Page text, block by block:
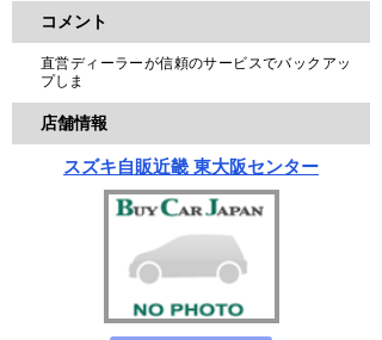
コメント
直営ディーラーが信頼のサービスでバックアッ
プしま
店舗情報
スズキ自販近畿 東大阪センター